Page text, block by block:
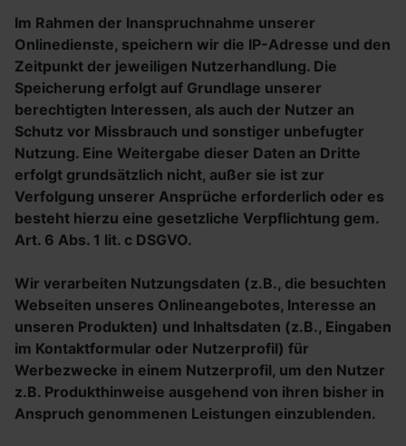
Im Rahmen der Inanspruchnahme unserer
Onlinedienste, speichern wir die IP-Adresse und den
Zeitpunkt der jeweiligen Nutzerhandlung. Die
Speicherung erfolgt auf Grundlage unserer
berechtigten Interessen, als auch der Nutzer an
Schutz vor Missbrauch und sonstiger unbefugter
Nutzung. Eine Weitergabe dieser Daten an Dritte
erfolgt grundsätzlich nicht, außer sie ist zur
Verfolgung unserer Ansprüche erforderlich oder es
besteht hierzu eine gesetzliche Verpflichtung gem.
Art. 6 Abs. 1 lit. c DSGVO.
Wir verarbeiten Nutzungsdaten (z.B., die besuchten
Webseiten unseres Onlineangebotes, Interesse an
unseren Produkten) und Inhaltsdaten (z.B., Eingaben
im Kontaktformular oder Nutzerprofil) für
Werbezwecke in einem Nutzerprofil, um den Nutzer
z.B. Produkthinweise ausgehend von ihren bisher in
Anspruch genommenen Leistungen einzublenden.